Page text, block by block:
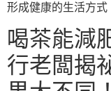
形成健康的生活方式
喝茶能減
行老闆揭